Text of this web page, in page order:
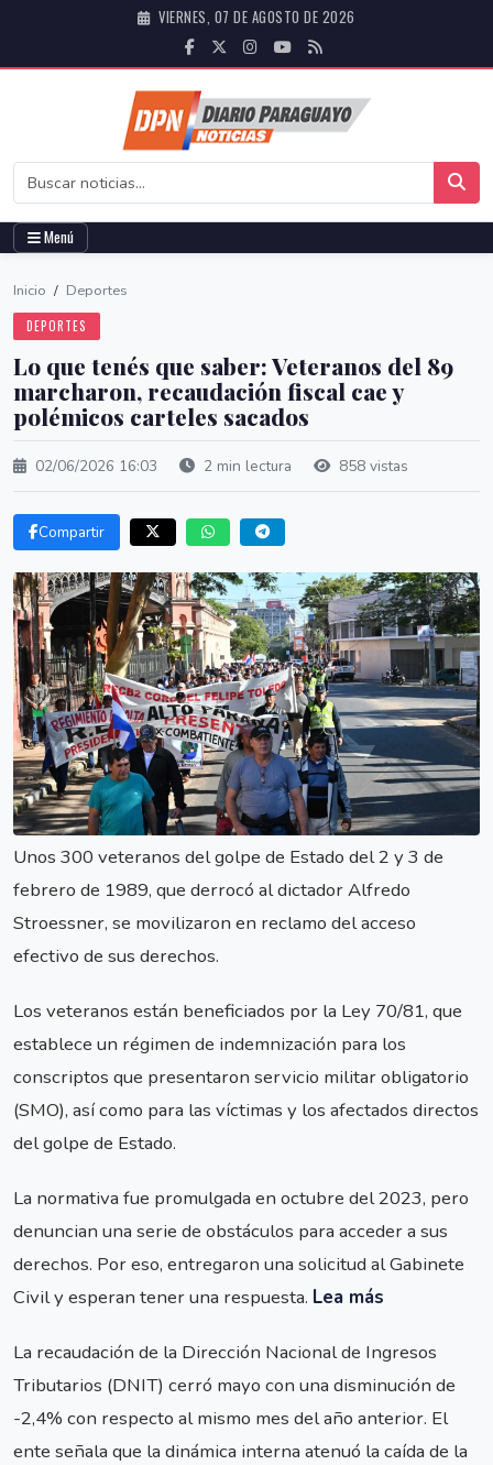
VIERNES, 07 DE AGOSTO DE 2026
Menú
Inicio / Deportes
DEPORTES
Lo que tenés que saber: Veteranos del 89
marcharon, recaudación fiscal cae y
polémicos carteles sacados
02/06/2026 16:03 2 min lectura 858 vistas
Compartir
Unos 300 veteranos del golpe de Estado del 2 y 3 de
febrero de 1989, que derrocó al dictador Alfredo
Stroessner, se movilizaron en reclamo del acceso
efectivo de sus derechos.
Los veteranos están beneficiados por la Ley 70/81, que
establece un régimen de indemnización para los
conscriptos que presentaron servicio militar obligatorio
(SMO), así como para las víctimas y los afectados directos
del golpe de Estado.
La normativa fue promulgada en octubre del 2023, pero
denuncian una serie de obstáculos para acceder a sus
derechos. Por eso, entregaron una solicitud al Gabinete
Civil y esperan tener una respuesta. Lea más
La recaudación de la Dirección Nacional de Ingresos
Tributarios (DNIT) cerró mayo con una disminución de
-2,4% con respecto al mismo mes del año anterior. El
ente señala que la dinámica interna atenuó la caída de la